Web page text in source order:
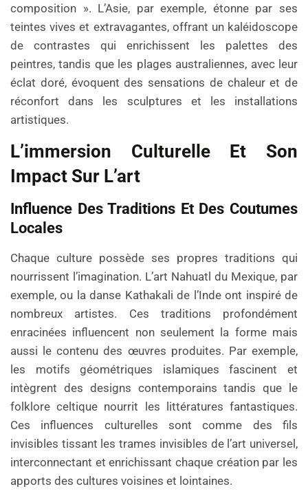
composition ». L’Asie, par exemple, étonne par ses
teintes vives et extravagantes, offrant un kaléidoscope
de contrastes qui enrichissent les palettes des
peintres, tandis que les plages australiennes, avec leur
éclat doré, évoquent des sensations de chaleur et de
réconfort dans les sculptures et les installations
artistiques.
L’immersion Culturelle Et Son
Impact Sur L’art
Influence Des Traditions Et Des Coutumes
Locales
Chaque culture possède ses propres traditions qui
nourrissent l’imagination. L’art Nahuatl du Mexique, par
exemple, ou la danse Kathakali de l’Inde ont inspiré de
nombreux artistes. Ces traditions profondément
enracinées influencent non seulement la forme mais
aussi le contenu des œuvres produites. Par exemple,
les motifs géométriques islamiques fascinent et
intègrent des designs contemporains tandis que le
folklore celtique nourrit les littératures fantastiques.
Ces influences culturelles sont comme des fils
invisibles tissant les trames invisibles de l’art universel,
interconnectant et enrichissant chaque création par les
apports des cultures voisines et lointaines.